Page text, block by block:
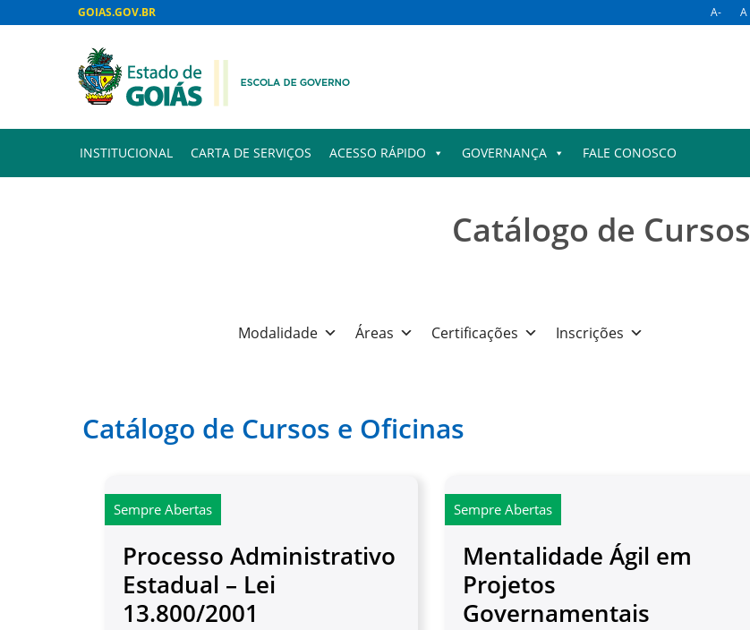
GOIAS.GOV.BR A- A
INSTITUCIONAL CARTA DE SERVIÇOS ACESSO RÁPIDO GOVERNANÇA FALE CONOSCO
Catálogo de Cursos
Modalidade Áreas Certificações Inscrições
Catálogo de Cursos e Oficinas
Processo Administrativo
Estadual – Lei
13.800/2001
Sempre Abertas
Mentalidade Ágil em
Projetos
Governamentais
Sempre Abertas